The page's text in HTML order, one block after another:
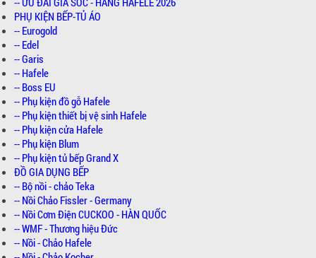
PHỤ KIỆN BẾP-TỦ ÁO
-- Eurogold
-- Edel
-- Garis
-- Hafele
-- Boss EU
-- Phụ kiện đồ gỗ Hafele
-- Phụ kiện thiết bị vệ sinh Hafele
-- Phụ kiện cửa Hafele
-- Phụ kiện Blum
-- Phụ kiện tủ bếp Grand X
ĐỒ GIA DỤNG BẾP
-- Bộ nồi - chảo Teka
-- Nồi Chảo Fissler - Germany
-- Nồi Cơm Điện CUCKOO - HÀN QUỐC
-- WMF - Thương hiệu Đức
-- Nồi - Chảo Hafele